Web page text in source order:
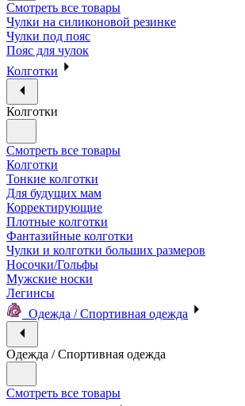
Смотреть все товары
Чулки на силиконовой резинке
Чулки под пояс
Пояс для чулок
Колготки
Колготки
Смотреть все товары
Колготки
Тонкие колготки
Для будущих мам
Корректирующие
Плотные колготки
Фантазийные колготки
Чулки и колготки больших размеров
Носочки/Гольфы
Мужские носки
Легинсы
Одежда / Спортивная одежда
Одежда / Спортивная одежда
Смотреть все товары